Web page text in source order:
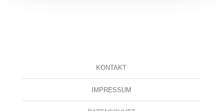
KONTAKT
IMPRESSUM